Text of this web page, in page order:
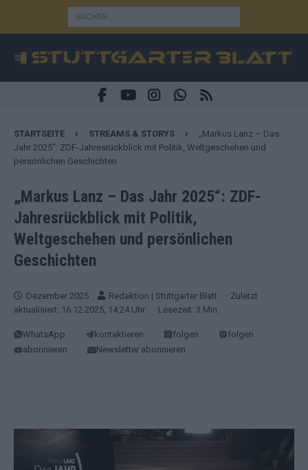
STARTSEITE STREAMS & STORYS
„Markus Lanz – Das
Jahr 2025“: ZDF-Jahresrückblick mit Politik, Weltgeschehen und
persönlichen Geschichten
„Markus Lanz – Das Jahr 2025“: ZDF-
Jahresrückblick mit Politik,
Weltgeschehen und persönlichen
Geschichten
Dezember 2025 Redaktion | Stuttgarter Blatt
· Zuletzt
aktualisiert: 16.12.2025, 14:24 Uhr
· Lesezeit: 3 Min.
WhatsApp kontaktieren folgen
folgen
abonnieren
Newsletter abonnieren